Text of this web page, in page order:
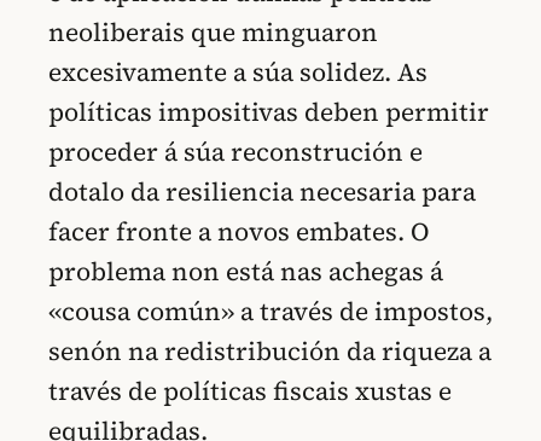
neoliberais que minguaron
excesivamente a súa solidez. As
políticas impositivas deben permitir
proceder á súa reconstrución e
dotalo da resiliencia necesaria para
facer fronte a novos embates. O
problema non está nas achegas á
«cousa común» a través de impostos,
senón na redistribución da riqueza a
través de políticas fiscais xustas e
equilibradas.